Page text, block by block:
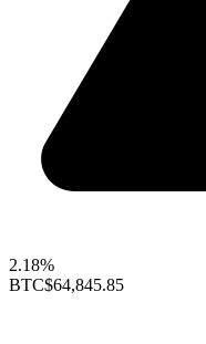
2.18%
BTC$64,845.85